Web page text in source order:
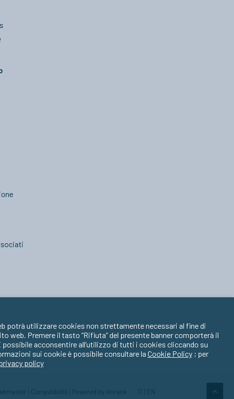
Compatibilità | Powered by Horace IT EN
potrà utilizzare cookies non strettamente necessari al fine di
web. Premere il tasto “Rifiuta” del presente banner comporterà il
acconsentire all’utilizzo di tutti i cookies cliccando su
sui cookie è possibile consultare la Cookie Policy; per
policy